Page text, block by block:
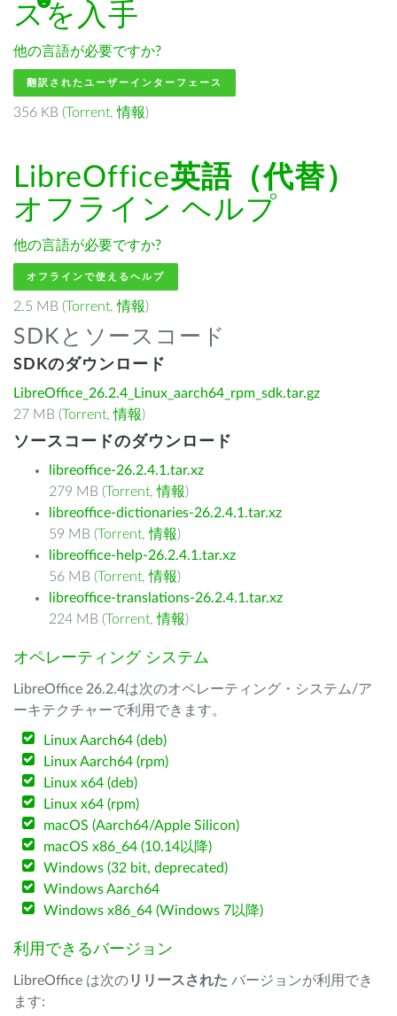
スを入手
他の言語が必要ですか?
翻訳されたユーザーインターフェース
356 KB (Torrent,情報)
LibreOffice英語（代替）
オフライン ヘルプ
他の言語が必要ですか?
オフラインで使えるヘルプ
2.5 MB (Torrent,情報)
SDKとソースコード
SDKのダウンロード
LibreOffice_26.2.4_Linux_aarch64_rpm_sdk.tar.gz
27 MB (Torrent,情報)
ソースコードのダウンロード
libreoffice-26.2.4.1.tar.xz
279 MB (Torrent,情報)
libreoffice-dictionaries-26.2.4.1.tar.xz
59 MB (Torrent,情報)
libreoffice-help-26.2.4.1.tar.xz
56 MB (Torrent,情報)
libreoffice-translations-26.2.4.1.tar.xz
224 MB (Torrent,情報)
オペレーティング システム
LibreOffice 26.2.4は次のオペレーティング・システム/ア
ーキテクチャーで利用できます。
Linux Aarch64 (deb)
Linux Aarch64 (rpm)
Linux x64 (deb)
Linux x64 (rpm)
macOS (Aarch64/Apple Silicon)
macOS x86_64 (10.14以降)
Windows (32 bit, deprecated)
Windows Aarch64
Windows x86_64 (Windows 7以降)
利用できるバージョン
LibreOffice は次のリリースされた バージョンが利用でき
ます: